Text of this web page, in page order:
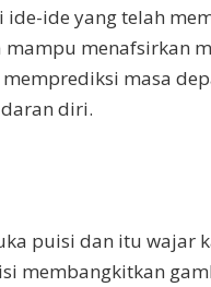
ide-ide yang telah
menafsirkan
masa
diri.
puisi dan itu wajar
membangkitkan